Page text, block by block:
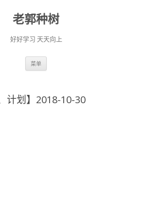
老郭种树
好好学习 天天向上
菜单
计划】2018-10-30